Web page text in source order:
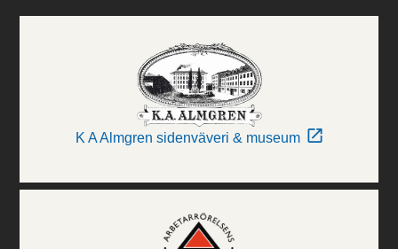
K A Almgren sidenväveri & museum